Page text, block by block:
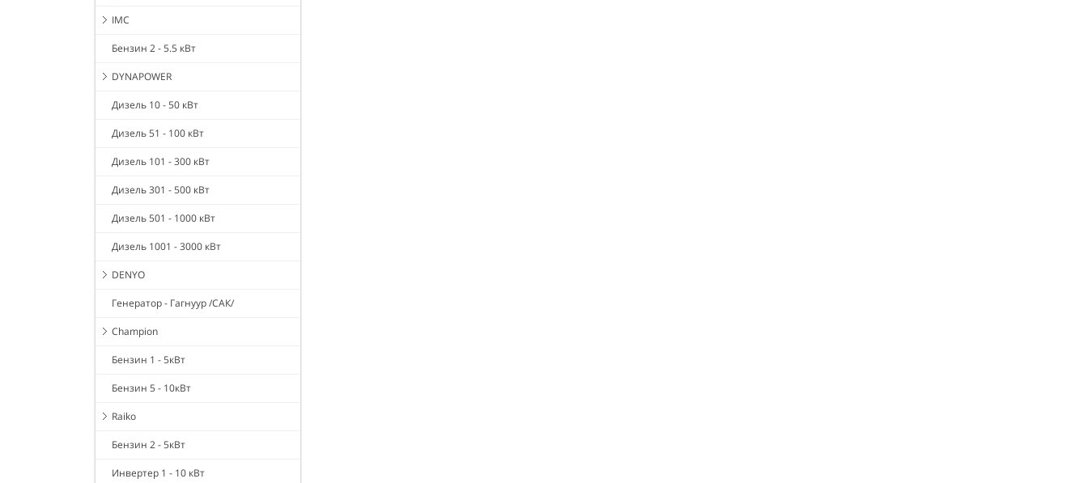
IMC
Бензин 2 - 5.5 кВт
DYNAPOWER
Дизель 10 - 50 кВт
Дизель 51 - 100 кВт
Дизель 101 - 300 кВт
Дизель 301 - 500 кВт
Дизель 501 - 1000 кВт
Дизель 1001 - 3000 кВт
DENYO
Генератор - Гагнуур /САК/
Champion
Бензин 1 - 5кВт
Бензин 5 - 10кВт
Raiko
Бензин 2 - 5кВт
Инвертер 1 - 10 кВт